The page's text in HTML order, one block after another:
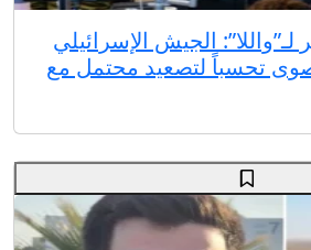
الجيش الإسرائيلي
تحسباً لتصعيد محتمل مع